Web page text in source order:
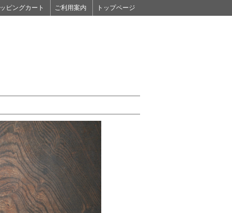
ピングカート ご利用案内 トップページ